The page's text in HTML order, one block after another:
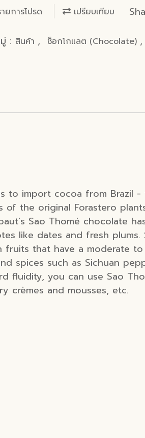
ยการโปรด เปรียบเทียบ
: สินค้า , ช็อกโกแลต (Chocolate) ,
to import cocoa from Brazil
the original Forastero
Sao Thomé chocolate
like dates and fresh plums.
that have a moderate
spices such as Sichuan
fluidity, you can use Sao
crèmes and mousses, etc.